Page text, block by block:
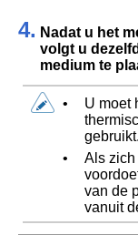
4. Nadat u het
volgt u
medium te
•
U moet
gebruikt.
•
Als zich
van de
vanuit